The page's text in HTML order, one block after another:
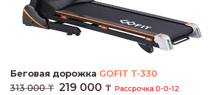
Беговая дорожка GOFIT T-330
313 000 ₸ 219 000 ₸ Рассрочка 0-0-12